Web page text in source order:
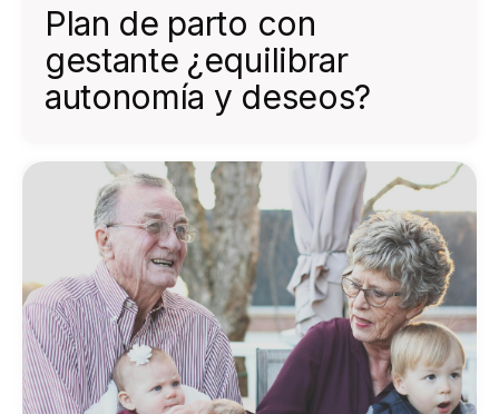
Plan de parto con
gestante ¿equilibrar
autonomía y deseos?